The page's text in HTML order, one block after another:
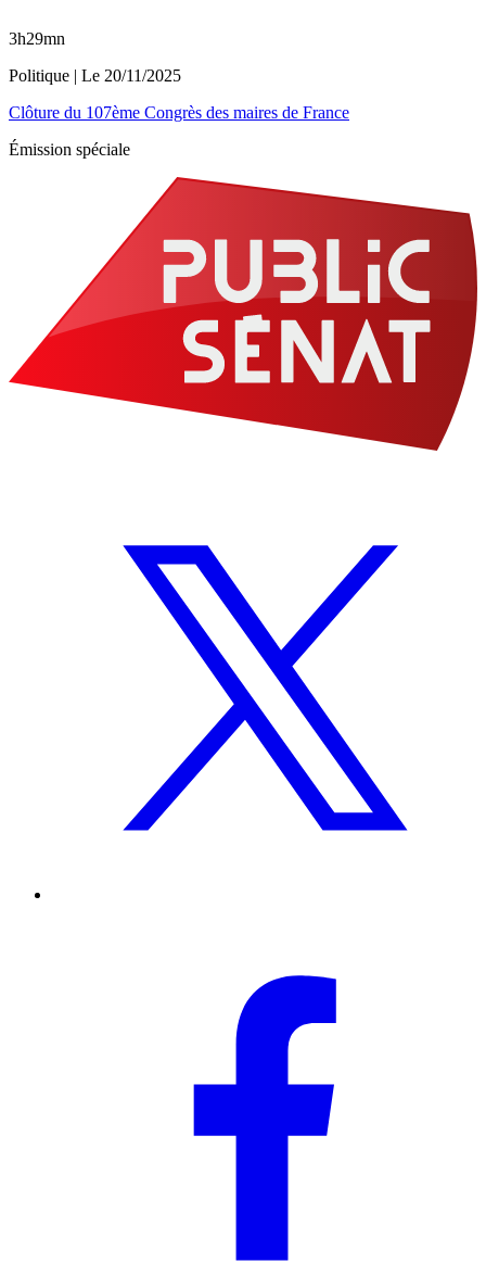
3h29mn
Politique | Le 20/11/2025
Clôture du 107ème Congrès des maires de France
Émission spéciale